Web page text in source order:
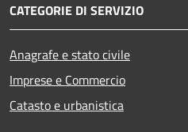
CATEGORIE DI SERVIZIO
Anagrafe e stato civile
Imprese e Commercio
Catasto e urbanistica